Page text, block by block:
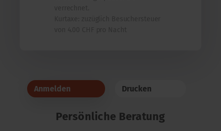
Anmelden Drucken
Persönliche Beratung